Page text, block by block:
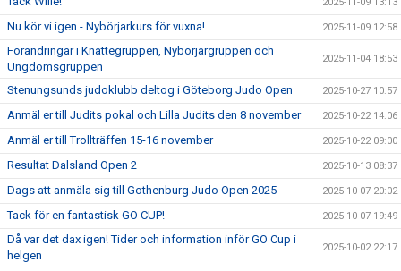
2025-11-09 13:13
Nu kör vi igen - Nybörjarkurs för vuxna! 2025-11-09 12:58
Förändringar i Knattegruppen, Nybörjargruppen och
Ungdomsgruppen
2025-11-04 18:53
Stenungsunds judoklubb deltog i Göteborg Judo Open 2025-10-27 10:57
Anmäl er till Judits pokal och Lilla Judits den 8 november 2025-10-22 14:06
Anmäl er till Trollträffen 15-16 november 2025-10-22 09:00
Resultat Dalsland Open 2 2025-10-13 08:37
Dags att anmäla sig till Gothenburg Judo Open 2025 2025-10-07 20:02
Tack för en fantastisk GO CUP! 2025-10-07 19:49
Då var det dax igen! Tider och information inför GO Cup i
helgen
2025-10-02 22:17